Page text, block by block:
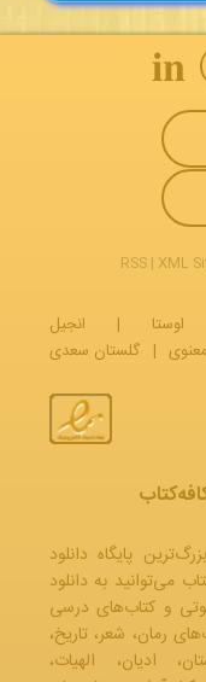
𝐢𝐧
RSS| XML
اوستا |
انجیل
| گلستان سعدی
پایگاه دانلود
می‌توانید به دانلود
و کتاب‌های درسی
رمان، شعر، تاریخ،
ادیان، الهیات،